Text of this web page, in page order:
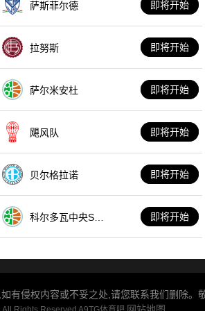
萨斯菲尔德 即将开始
拉努斯 即将开始
萨尔米安杜 即将开始
飓风队 即将开始
贝尔格拉诺 即将开始
科尔多瓦中央SD
即将开始
有侵权内容或不妥之处,请您联系我们删除。
网站地图